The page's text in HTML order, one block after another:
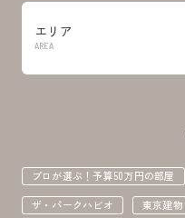
エリア
AREA
プロが選ぶ！予算50万円の部屋
ザ・パークハビオ
東京建物